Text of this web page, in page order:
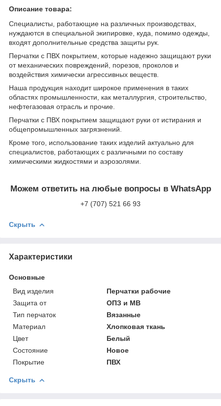
Описание товара:
Специалисты, работающие на различных производствах,
нуждаются в специальной экипировке, куда, помимо одежды,
входят дополнительные средства защиты рук.
Перчатки с ПВХ покрытием, которые надежно защищают руки
от механических повреждений, порезов, проколов и
воздействия химически агрессивных веществ.
Наша продукция находит широкое применения в таких
областях промышленности, как металлургия, строительство,
нефтегазовая отрасль и прочие.
Перчатки с ПВХ покрытием защищают руки от истирания и
общепромышленных загрязнений.
Кроме того, использование таких изделий актуально для
специалистов, работающих с различными по составу
химическими жидкостями и аэрозолями.
Можем ответить на любые вопросы в WhatsApp
+7 (707) 521 66 93
Скрыть
Характеристики
Основные
Вид изделия
Перчатки рабочие
Защита от
ОПЗ и МВ
Тип перчаток
Вязанные
Материал
Хлопковая ткань
Цвет
Белый
Состояние
Новое
Покрытие
ПВХ
Скрыть